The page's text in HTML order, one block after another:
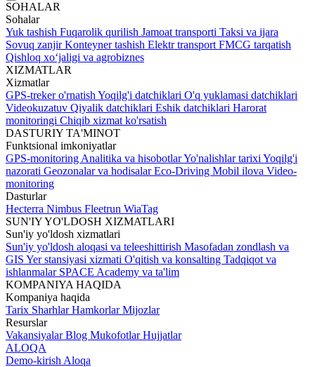
SOHALAR
Sohalar
Yuk tashish Fuqarolik qurilish Jamoat transporti Taksi va ijara
Sovuq zanjirKonteyner tashish Elektr transport FMCG tarqatish
Qishloq xoʻjaligi va agrobiznes
XIZMATLAR
Xizmatlar
GPS-treker o'rnatish Yoqilg'i datchiklari O'q yuklamasi datchiklari
Videokuzatuv Qiyalik datchiklari Eshik datchiklari Harorat
monitoringi Chiqib xizmat ko'rsatish
DASTURIY TA'MINOT
Funktsional imkoniyatlar
GPS-monitoring Analitika va hisobotlarYo'nalishlar tarixi Yoqilg'i
nazorati Geozonalar va hodisalarEco-Driving Mobil ilova Video-
monitoring
Dasturlar
Hecterra Nimbus Fleetrun WiaTag
SUN'IY YO'LDOSH XIZMATLARI
Sun'iy yo'ldosh xizmatlari
Sun'iy yo'ldosh aloqasi va teleeshittirish Masofadan zondlash va
GIS Yer stansiyasi xizmati O'qitish va konsalting Tadqiqot va
ishlanmalar SPACE Academy va ta'lim
KOMPANIYA HAQIDA
Kompaniya haqida
Tarix SharhlarHamkorlarMijozlar
Resurslar
VakansiyalarBlog MukofotlarHujjatlar
ALOQA
Demo-kirish Aloqa